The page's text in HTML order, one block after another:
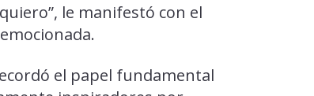
le manifestó con el
el papel fundamental